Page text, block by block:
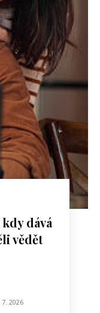
dává
vědět
7. 2026